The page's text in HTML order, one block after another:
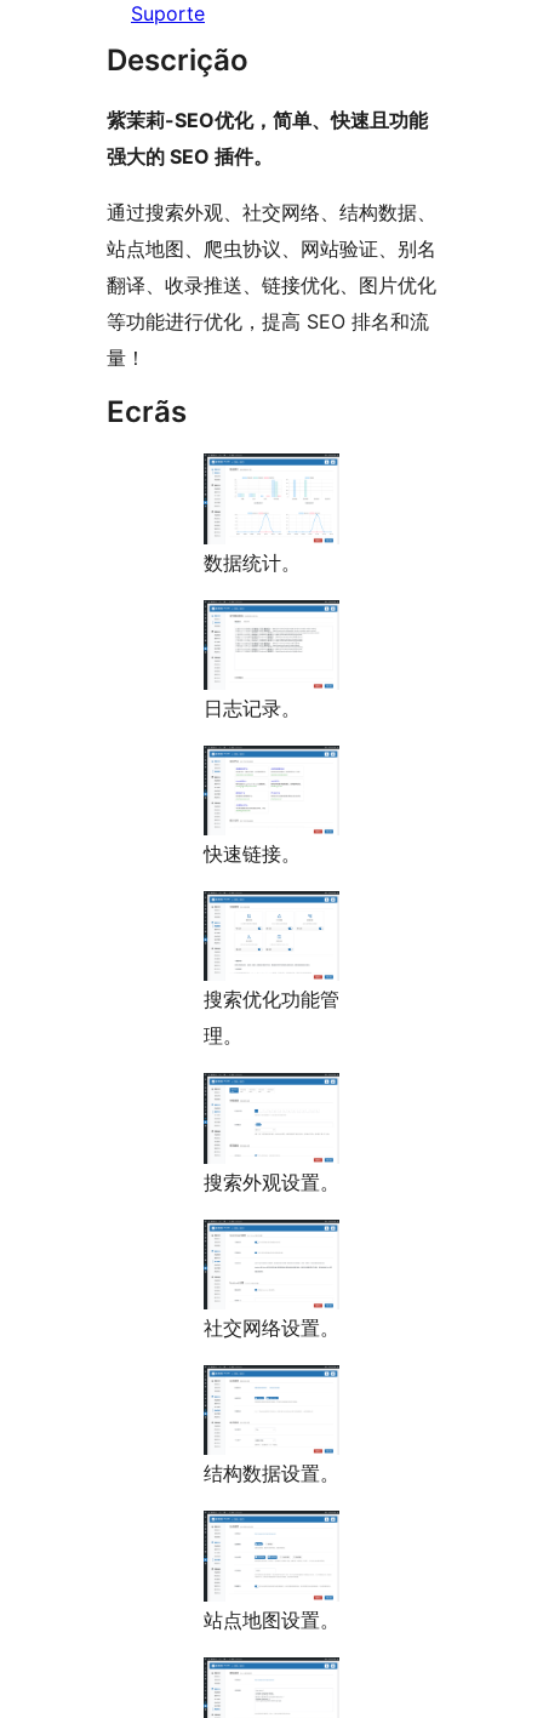
Suporte
Descrição
紫茉莉-SEO优化，简单、快速且功能
强大的 SEO 插件。
通过搜索外观、社交网络、结构数据、
站点地图、爬虫协议、网站验证、别名
翻译、收录推送、链接优化、图片优化
等功能进行优化，提高 SEO 排名和流
量！
Ecrãs
数据统计。
日志记录。
快速链接。
搜索优化功能管
理。
搜索外观设置。
社交网络设置。
结构数据设置。
站点地图设置。